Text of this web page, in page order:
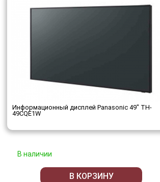
Информационный дисплей Panasonic 49" TH-
49CQE1W
В наличии
В КОРЗИНУ